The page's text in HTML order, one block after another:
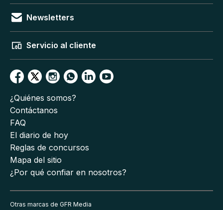
Newsletters
Servicio al cliente
¿Quiénes somos?
Contáctanos
FAQ
El diario de hoy
Reglas de concursos
Mapa del sitio
¿Por qué confiar en nosotros?
Otras marcas de GFR Media